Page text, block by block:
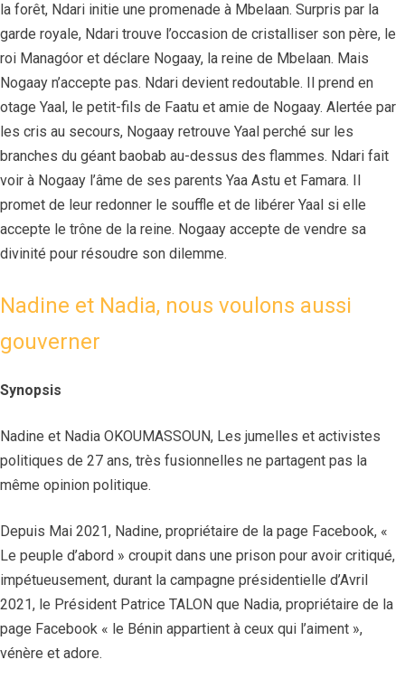
la forêt, Ndari initie une promenade à Mbelaan. Surpris par la
garde royale, Ndari trouve l’occasion de cristalliser son père, le
roi Managóor et déclare Nogaay, la reine de Mbelaan. Mais
Nogaay n’accepte pas. Ndari devient redoutable. Il prend en
otage Yaal, le petit-fils de Faatu et amie de Nogaay. Alertée par
les cris au secours, Nogaay retrouve Yaal perché sur les
branches du géant baobab au-dessus des flammes. Ndari fait
voir à Nogaay l’âme de ses parents Yaa Astu et Famara. Il
promet de leur redonner le souffle et de libérer Yaal si elle
accepte le trône de la reine. Nogaay accepte de vendre sa
divinité pour résoudre son dilemme.
Nadine et Nadia, nous voulons aussi
gouverner
Synopsis
Nadine et Nadia OKOUMASSOUN, Les jumelles et activistes
politiques de 27 ans, très fusionnelles ne partagent pas la
même opinion politique.
Depuis Mai 2021, Nadine, propriétaire de la page Facebook, «
Le peuple d’abord » croupit dans une prison pour avoir critiqué,
impétueusement, durant la campagne présidentielle d’Avril
2021, le Président Patrice TALON que Nadia, propriétaire de la
page Facebook « le Bénin appartient à ceux qui l’aiment »,
vénère et adore.